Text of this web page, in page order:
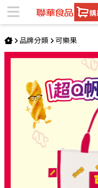
【限量】可樂果-帆布小提
品牌分類 可樂果